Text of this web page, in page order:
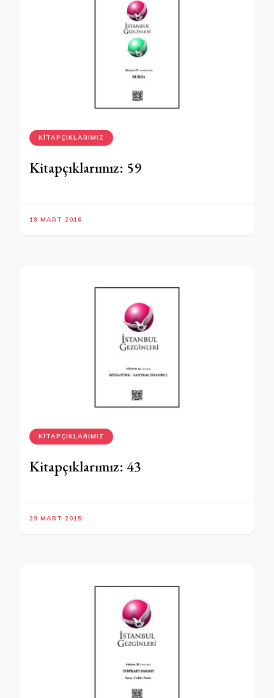
KITAPÇIKLARIMIZ
Kitapçıklarımız: 59
19 MART 2016
KITAPÇIKLARIMIZ
Kitapçıklarımız: 43
29 MART 2015